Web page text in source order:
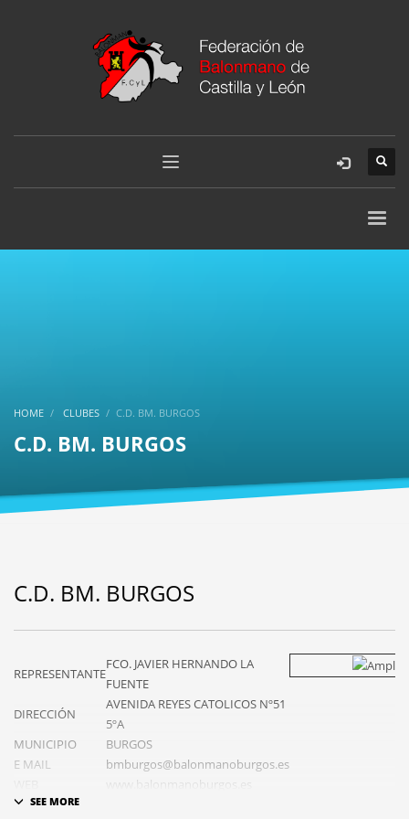
HOME CLUBES C.D. BM. BURGOS
C.D. BM. BURGOS
C.D. BM. BURGOS
REPRESENTANTE
FCO. JAVIER HERNANDO LA
FUENTE
DIRECCIÓN
AVENIDA REYES CATOLICOS Nº51
5ºA
MUNICIPIO
BURGOS
E MAIL
bmburgos@balonmanoburgos.es
www.balonmanoburgos.es
CAMPO